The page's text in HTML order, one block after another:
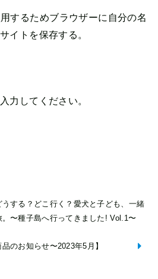
するためブラウザーに自分の名
イトを保存する。
力してください。
する？どこ行く？愛犬と子ども、一緒
。〜種子島へ行ってきました! Vol.1〜
品のお知らせ〜2023年5月】